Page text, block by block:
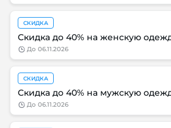
СКИДКА
Скидка до 40% на женскую
до 06.11.2026
СКИДКА
Скидка до 40% на мужскую
до 06.11.2026